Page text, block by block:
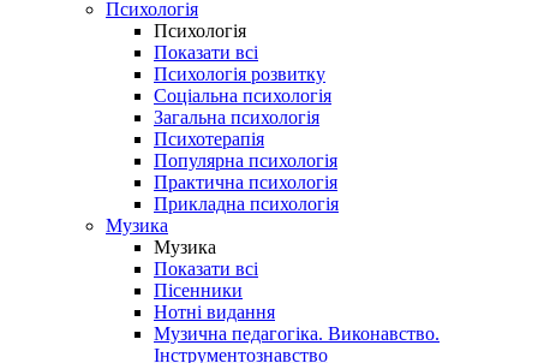
Психологія
Психологія
Показати всі
Психологія розвитку
Соціальна психологія
Загальна психологія
Психотерапія
Популярна психологія
Практична психологія
Прикладна психологія
Музика
Музика
Показати всі
Пісенники
Нотні видання
Музична педагогіка. Виконавство.
Інструментознавство